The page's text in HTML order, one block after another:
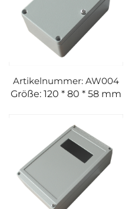
Artikelnummer: AW004
Größe: 120 * 80 * 58 mm